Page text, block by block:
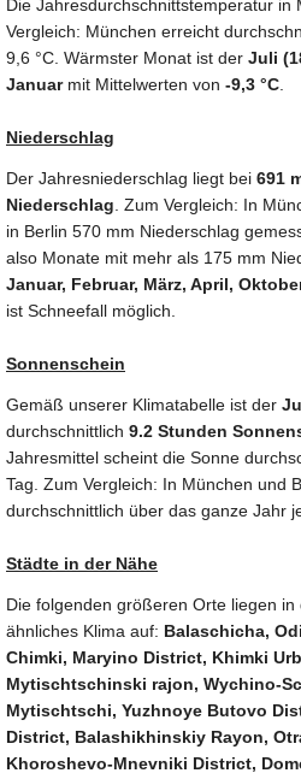
Die Jahresdurchschnittstemperatur in
Vergleich: München erreicht
9,6 °C. Wärmster Monat ist der Juli
Januarmit Mittelwerten von -9,3 °C.
Niederschlag
Der Jahresniederschlag liegt bei 691
Niederschlag. Zum Vergleich: In
in Berlin 570 mm Niederschlag
also Monate mit mehr als 175 mm
Januar, Februar, März, April,
ist Schneefall möglich.
Sonnenschein
Gemäß unserer Klimatabelle ist der
durchschnittlich 9.2 Stunden
Jahresmittel scheint die Sonne
Tag. Zum Vergleich: In München und
durchschnittlich über das ganze Jahr
Städte in der Nähe
Die folgenden größeren Orte liegen
ähnliches Klima auf: Balaschicha,
Chimki, Maryino District, Khimki
Mytischtschinski rajon, Wychino-
Mytischtschi, Yuzhnoye Butovo
District, Balashikhinskiy Rayon,
Khoroshevo-Mnevniki District,